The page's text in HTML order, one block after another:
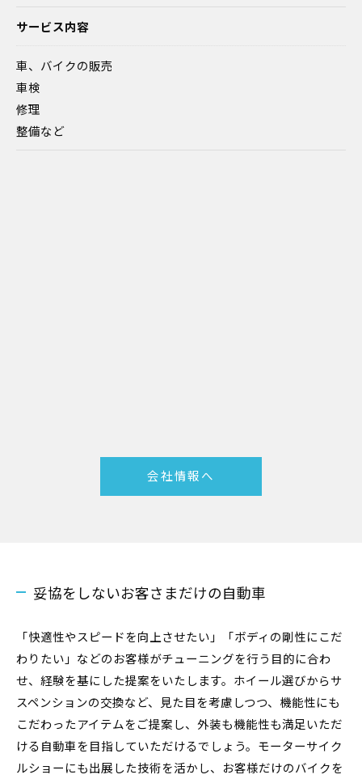
サービス内容
車、バイクの販売
車検
修理
整備など
会社情報へ
妥協をしないお客さまだけの自動車
「快適性やスピードを向上させたい」「ボディの剛性にこだ
わりたい」などのお客様がチューニングを行う目的に合わ
せ、経験を基にした提案をいたします。ホイール選びからサ
スペンションの交換など、見た目を考慮しつつ、機能性にも
こだわったアイテムをご提案し、外装も機能性も満足いただ
ける自動車を目指していただけるでしょう。モーターサイク
ルショーにも出展した技術を活かし、お客様だけのバイクを